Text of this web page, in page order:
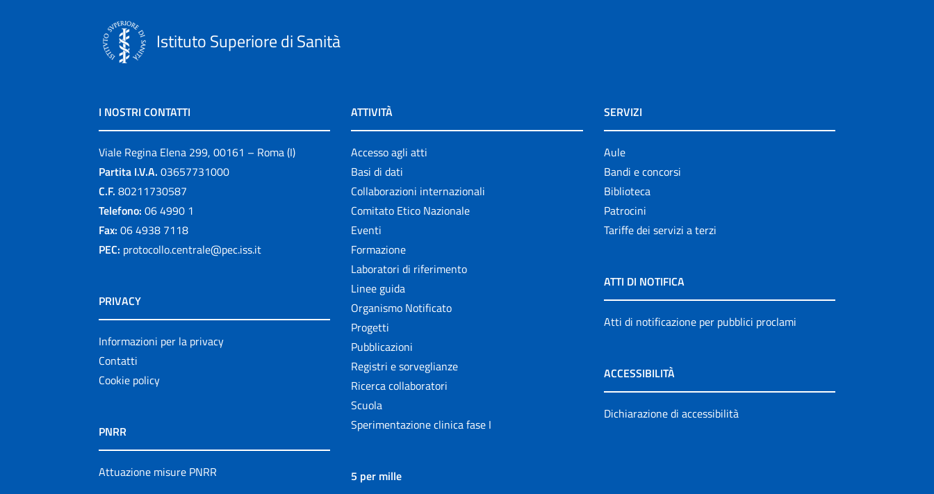
Istituto Superiore di Sanità
I NOSTRI CONTATTI
Viale Regina Elena 299, 00161 – Roma (I)
Partita I.V.A. 03657731000
C.F. 80211730587
Telefono: 06 4990 1
Fax: 06 4938 7118
PEC: protocollo.centrale@pec.iss.it
PRIVACY
Informazioni per la privacy
Contatti
Cookie policy
PNRR
Attuazione misure PNRR
ATTIVITÀ
Accesso agli atti
Basi di dati
Collaborazioni internazionali
Comitato Etico Nazionale
Eventi
Formazione
Laboratori di riferimento
Linee guida
Organismo Notificato
Progetti
Pubblicazioni
Registri e sorveglianze
Ricerca collaboratori
Scuola
Sperimentazione clinica fase I
5 per mille
SERVIZI
Aule
Bandi e concorsi
Biblioteca
Patrocini
Tariffe dei servizi a terzi
ATTI DI NOTIFICA
Atti di notificazione per pubblici proclami
ACCESSIBILITÀ
Dichiarazione di accessibilità